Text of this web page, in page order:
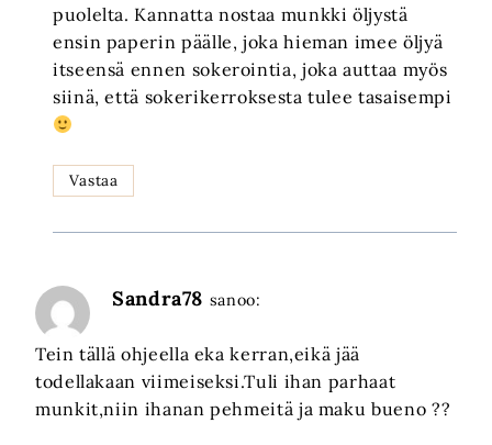
puolelta. Kannatta nostaa munkki öljystä
ensin paperin päälle, joka hieman imee öljyä
itseensä ennen sokerointia, joka auttaa myös
siinä, että sokerikerroksesta tulee tasaisempi
Vastaa
Sandra78 sanoo:
Tein tällä ohjeella eka kerran,eikä jää
todellakaan viimeiseksi.Tuli ihan parhaat
munkit,niin ihanan pehmeitä ja maku bueno ??